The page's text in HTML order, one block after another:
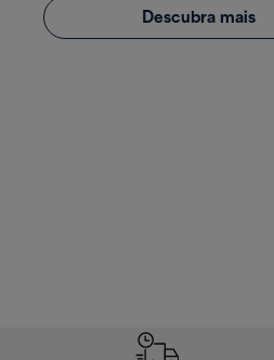
Descubra mais